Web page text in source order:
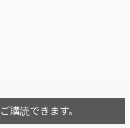
購読できます。